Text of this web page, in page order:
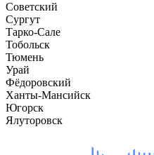
Советский
Сургут
Тарко-Сале
Тобольск
Тюмень
Урай
Фёдоровский
Ханты-Мансийск
Югорск
Ялуторовск